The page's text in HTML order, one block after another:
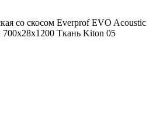
со скосом Everprof EVO Acoustic
Ткань Kiton 05